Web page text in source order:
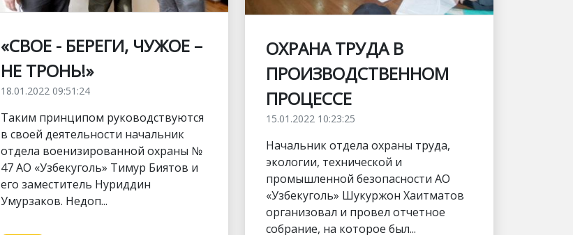
«СВОЕ - БЕРЕГИ, ЧУЖОЕ –
НЕ ТРОНЬ!»
18.01.2022 09:51:24
Таким принципом руководствуются
в своей деятельности начальник
отдела военизированной охраны №
47 АО «Узбекуголь» Тимур Биятов и
его заместитель Нуриддин
Умурзаков. Недоп...
ОХРАНА ТРУДА В
ПРОИЗВОДСТВЕННОМ
ПРОЦЕССЕ
15.01.2022 10:23:25
Начальник отдела охраны труда,
экологии, технической и
промышленной безопасности АО
«Узбекуголь» Шукуржон Хаитматов
организовал и провел отчетное
собрание, на которое был...